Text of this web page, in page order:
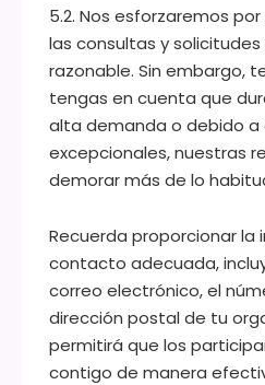
5.2. Nos esforzaremos
las consultas y
razonable. Sin embargo,
tengas en cuenta que
alta demanda o debido a
excepcionales, nuestras
demorar más de lo
Recuerda proporcionar la
contacto adecuada,
correo electrónico, el
dirección postal de tu
permitirá que los
contigo de manera